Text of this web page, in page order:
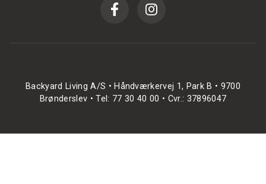
Backyard Living A/S • Håndværkervej 1, Park B • 9700
Brønderslev • Tel: 77 30 40 00 • Cvr.: 37896047